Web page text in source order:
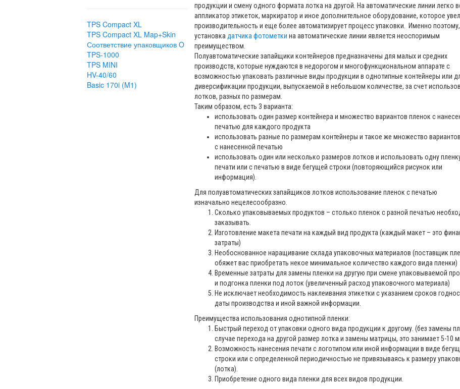
TPS Compact XL
TPS Compact XL Map+Skin
Соответствие упаковщиков O
TPS-1000
TPS MINI
HV-40/60
Basic 170i (M1)
продукции и смену одного формата лотка на другой. На автоматические линии легко
аппликатор этикеток, маркиратор и иное дополнительное оборудование, которое
производительность и еще более автоматизирует процесс упаковки. Именно поэтому,
установка датчика фотометки на автоматические линии является неоспоримым
преимуществом.
Полуавтоматические запайщики контейнеров предназначены для малых и средних
производств, которые нуждаются в недорогом и многофункциональном аппарате с
возможностью упаковать различные виды продукции в однотипные контейнеры или
диверсификации продукции, выпускаемой в небольшом количестве, за счет
лотков, разных по размерам.
Таким образом, есть 3 варианта:
использовать один размер контейнера и множество вариантов пленок с
печатью для каждого продукта
использовать разные по размерам контейнеры и такое же множество
с нанесенной печатью
использовать один или несколько размеров лотков и использовать одну
печати или с печатью в виде бегущей строки (повторяющийся рисунок или
информация).
Для полуавтоматических запайщиков лотков использование пленок с печатью
изначально нецелесообразно.
Сколько упаковываемых продуктов – столько пленок с разной печатью
заказывать.
Изготовление макета печати на каждый вид продукта (каждый макет – это
затраты)
Необоснованное наращивание склада упаковочных материалов (поставщик
обяжет вас приобретать некое минимальное количество каждого вида пленки)
Временные затраты для замены пленки на другую при смене упаковываемой
и подгонка пленки под лоток (увеличенный расход упаковочного материала)
Не исключает необходимость наклеивания этикетки с указанием сроков
даты производства и иной важной информации.
Преимущества использования однотипной пленки:
Быстрый переход от упаковки одного вида продукции к другому. (без замены
случае перехода на другой размер лотка и замены матрицы, это занимает 5-10
Возможность нанесения печати с логотипом или иной информации в виде
строки или с определенной периодичностью не привязываясь к размеру
(лотка).
Приобретение одного вида пленки для всех видов продукции.